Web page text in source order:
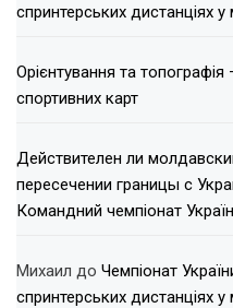
спринтерських дистанціях
Орієнтування та
спортивних карт
Действителен ли
пересечении границы с
Командний чемпіонат
Михаил до Чемпіонат
спринтерських дистанціях